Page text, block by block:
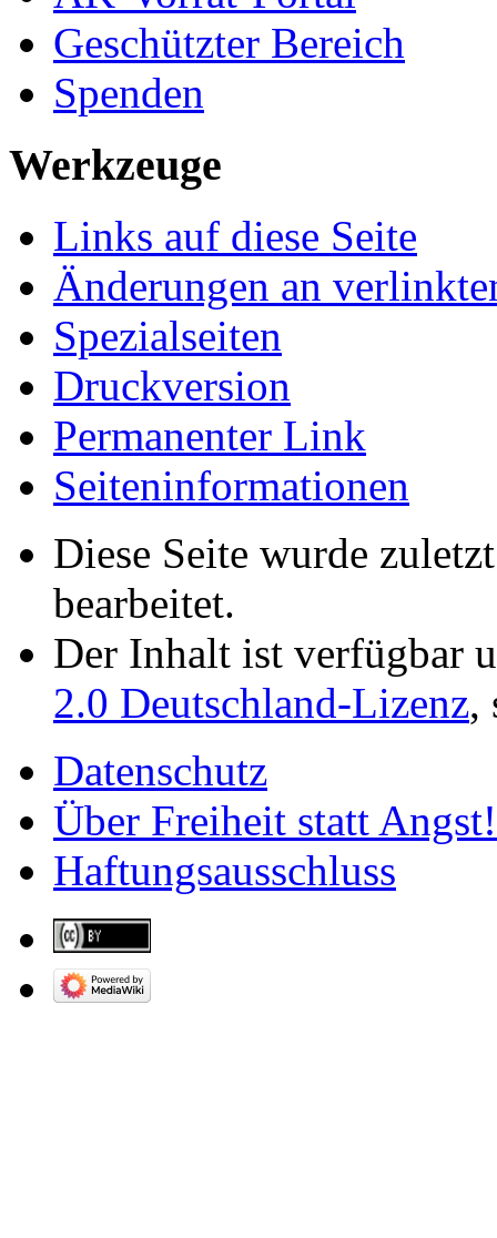
Geschützter Bereich
Spenden
Werkzeuge
Links auf diese Seite
Änderungen an
Spezialseiten
Druckversion
Permanenter Link
Seiten­­informationen
Diese Seite wurde
bearbeitet.
Der Inhalt ist verfügbar
2.0 Deutschland-Lizenz,
Datenschutz
Über Freiheit statt Angst!
Haftungsausschluss